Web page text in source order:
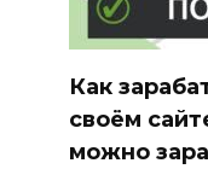
Как
своём
можно